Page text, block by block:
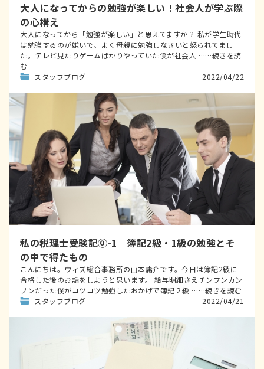
大人になってからの勉強が楽しい！社会人が学ぶ際
の心構え
大人になってから「勉強が楽しい」と思えてますか？ 私が学生時代
は勉強するのが嫌いで、よく母親に勉強しなさいと怒られてまし
た。テレビ見たりゲームばかりやっていた僕が社会人 ……続きを読
む
スタッフブログ
2022/04/22
私の税理士受験記⓪-1 簿記2級・1級の勉強とそ
の中で得たもの
こんにちは。ウィズ総合事務所の山本庸介です。今日は簿記2級に
合格した後のお話をしようと思います。 給与明細さえチンプンカン
プンだった僕がコツコツ勉強したおかげで簿記２級 ……続きを読む
スタッフブログ
2022/04/21